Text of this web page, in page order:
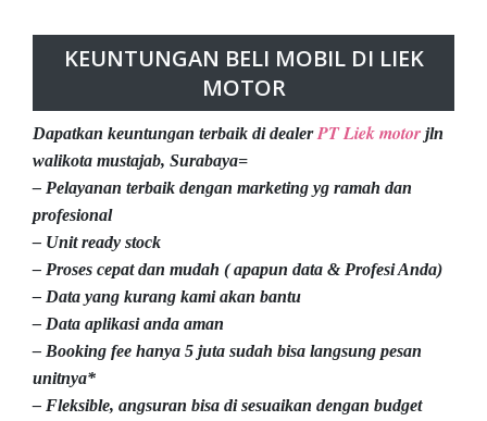
KEUNTUNGAN BELI MOBIL DI LIEK
MOTOR
Dapatkan keuntungan terbaik di dealerPT Liek motor jln
walikota mustajab, Surabaya=
– Pelayanan terbaik dengan marketing yg ramah dan
profesional
– Unit ready stock
– Proses cepat dan mudah ( apapun data & Profesi Anda)
– Data yang kurang kami akan bantu
– Data aplikasi anda aman
– Booking fee hanya 5 juta sudah bisa langsung pesan
unitnya*
– Fleksible, angsuran bisa di sesuaikan dengan budget